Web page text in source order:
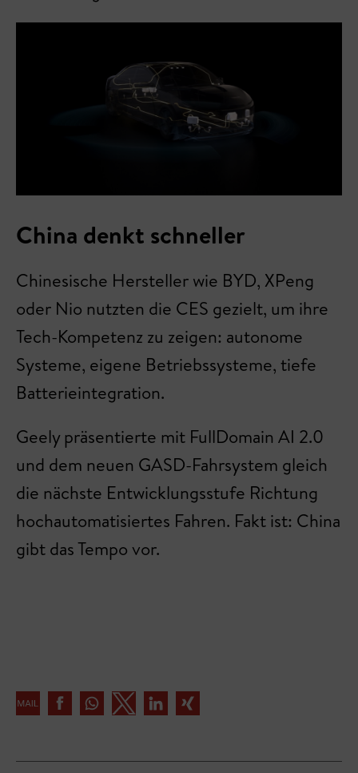
China denkt schneller
Chinesische Hersteller wie BYD, XPeng
oder Nio nutzten die CES gezielt, um ihre
Tech-Kompetenz zu zeigen: autonome
Systeme, eigene Betriebssysteme, tiefe
Batterieintegration.
Geely präsentierte mit FullDomain AI 2.0
und dem neuen GASD-Fahrsystem gleich
die nächste Entwicklungsstufe Richtung
hochautomatisiertes Fahren. Fakt ist: China
gibt das Tempo vor.